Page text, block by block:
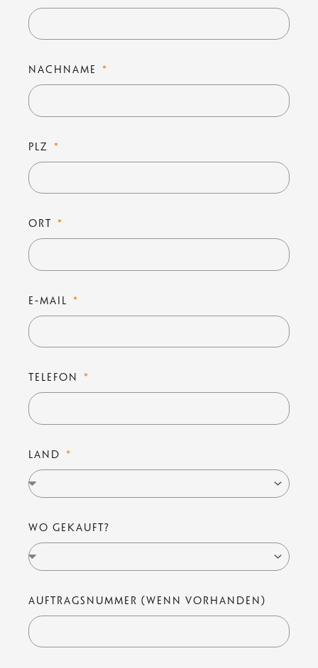
NACHNAME
PLZ
ORT
E-MAIL
TELEFON
LAND
WO GEKAUFT?
AUFTRAGSNUMMER (WENN VORHANDEN)